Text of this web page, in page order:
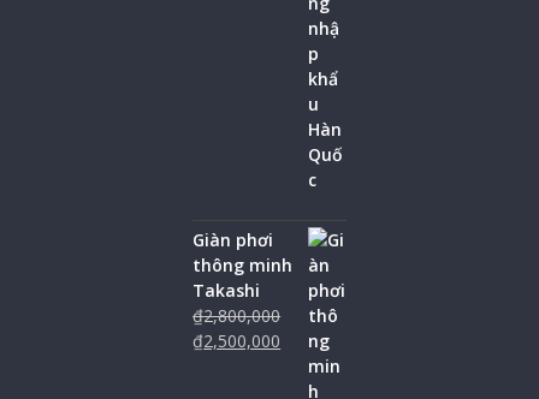
Giàn phơi
thông minh
Takashi
₫2,800,000
₫2,500,000